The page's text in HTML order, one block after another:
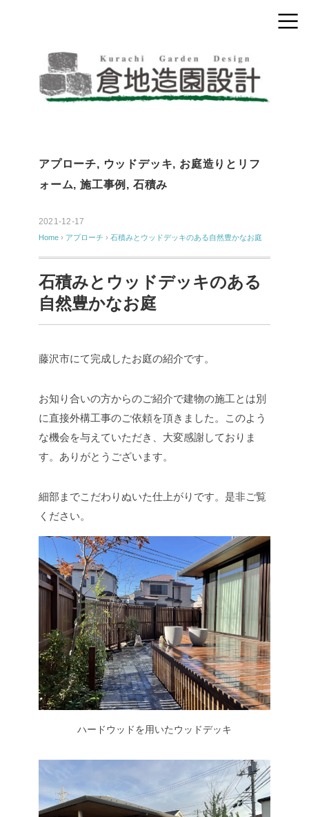
アプローチ, ウッドデッキ, お庭造りとリフ
ォーム,施工事例 , 石積み
2021-12-17
Home › アプローチ › 石積みとウッドデッキのある自然豊かなお庭
石積みとウッドデッキのある
自然豊かなお庭
藤沢市にて完成したお庭の紹介です。
お知り合いの方からのご紹介で建物の施工とは別
に直接外構工事のご依頼を頂きました。このよう
な機会を与えていただき、大変感謝しておりま
す。ありがとうございます。
細部までこだわりぬいた仕上がりです。是非ご覧
ください。
ハードウッドを用いたウッドデッキ